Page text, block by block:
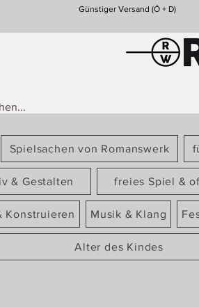
Günstiger Versand (Ö + D)
Spielsachen von Romanswerk
& Gestalten freies Spiel &
Konstruieren Musik & Klang
Alter des Kindes